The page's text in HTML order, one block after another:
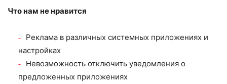
Что нам не нравится
Реклама в различных системных приложениях и
настройках
Невозможность отключить уведомления о
предложенных приложениях